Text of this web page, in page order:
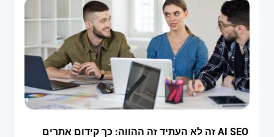
AI SEO זה לא העתיד זה ההווה: כך קידום אתרים